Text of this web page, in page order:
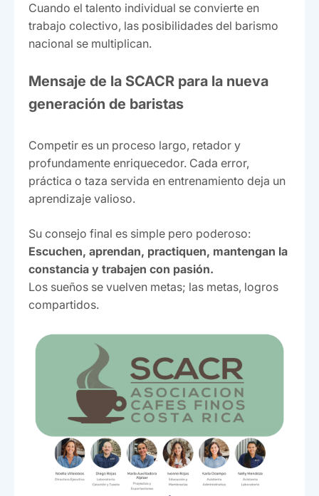
Cuando el talento individual se convierte en
trabajo colectivo, las posibilidades del barismo
nacional se multiplican.
Mensaje de la SCACR para la nueva
generación de baristas
Competir es un proceso largo, retador y
profundamente enriquecedor. Cada error,
práctica o taza servida en entrenamiento deja un
aprendizaje valioso.
Su consejo final es simple pero poderoso:
Escuchen, aprendan, practiquen, mantengan la
constancia y trabajen con pasión.
Los sueños se vuelven metas; las metas, logros
compartidos.